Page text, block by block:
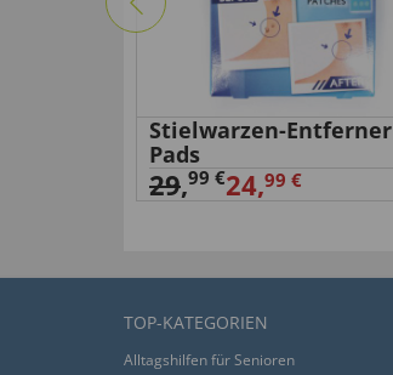
Stielwarzen-Entferner
Pads
29,99 €24,99 €
TOP-KATEGORIEN
Alltagshilfen für Senioren